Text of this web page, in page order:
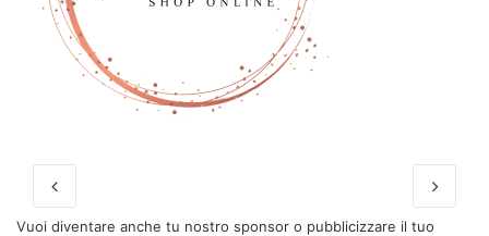
Vuoi diventare anche tu nostro sponsor o pubblicizzare il tuo